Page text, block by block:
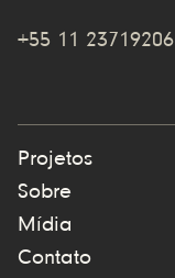
+55 11 23719206
Projetos
Sobre
Mídia
Contato